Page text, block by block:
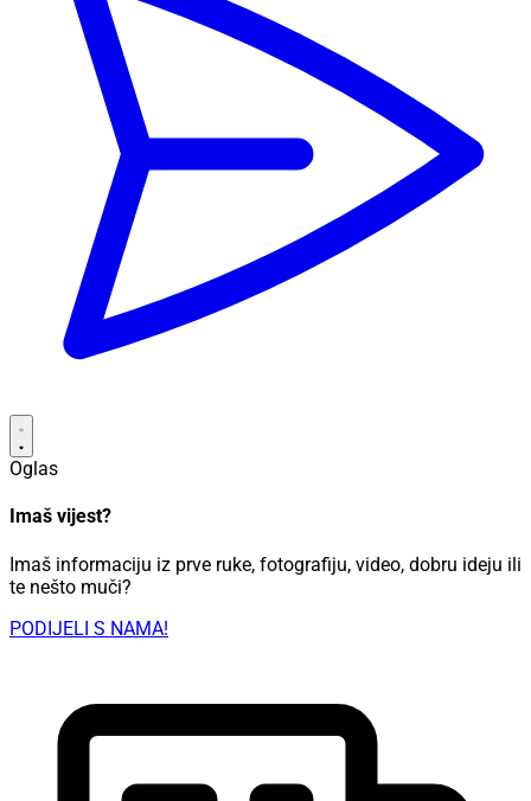
Oglas
Imaš vijest?
Imaš informaciju iz prve ruke, fotografiju, video, dobru ideju ili
te nešto muči?
PODIJELI S NAMA!